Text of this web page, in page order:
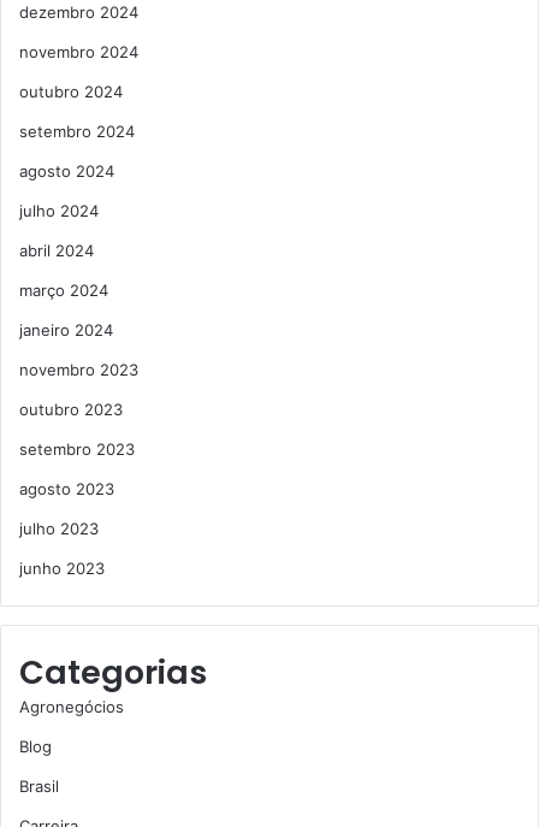
dezembro 2024
novembro 2024
outubro 2024
setembro 2024
agosto 2024
julho 2024
abril 2024
março 2024
janeiro 2024
novembro 2023
outubro 2023
setembro 2023
agosto 2023
julho 2023
junho 2023
Categorias
Agronegócios
Blog
Brasil